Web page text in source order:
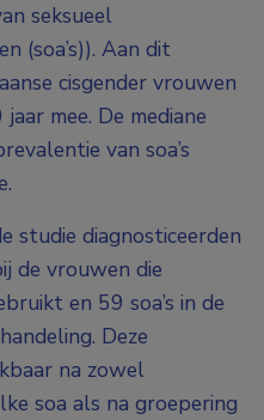
seksueel
(soa’s)). Aan dit
cisgender vrouwen
mee. De mediane
van soa’s
studie diagnosticeerden
de vrouwen die
en 59 soa’s in de
Deze
na zowel
soa als na groepering